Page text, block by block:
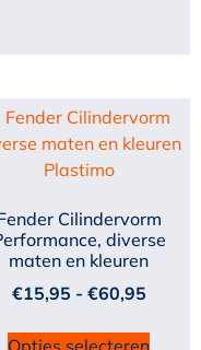
Cilindervorm
diverse
maten en kleuren
€15,95 - €60,95
Opties selecteren